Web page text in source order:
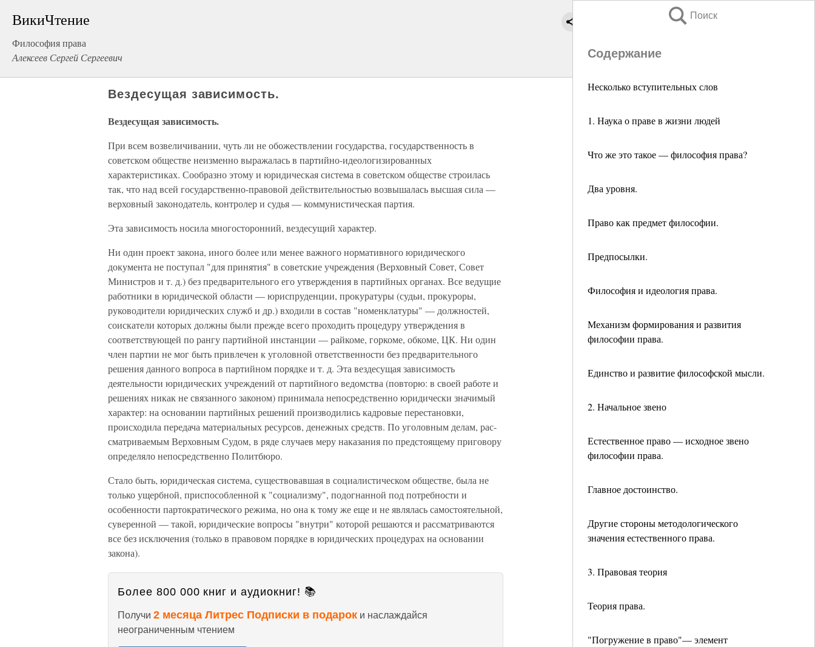
ВикиЧтение
Философия права
Алексеев Сергей Сергеевич
Поиск
Содержание
Несколько вступительных слов
1. Наука о праве в жизни людей
Что же это такое — философия права?
Два уровня.
Право как предмет философии.
Предпосылки.
Философия и идеология права.
Механизм формирования и развития
философии пра­ва.
Единство и развитие философской мысли.
2. Начальное звено
Естественное право — исходное звено
философии права.
Главное достоинство.
Другие стороны методологического
значения естест­венного права.
3. Правовая теория
Теория права.
"Погружение в право"— элемент
Вездесущая зависимость.
Вездесущая зависимость.
При всем возвеличивании, чуть ли не обожествлении государства, государственность в
советском обществе неизменно выражалась в партийно-идеологизированных
характеристиках. Сообразно этому и юридическая система в советском обществе строилась
так, что над всей государственно-правовой действительностью возвышалась высшая сила —
верховный законодатель, кон­тролер и судья — коммунистическая партия.
Эта зависимость носила многосторонний, вездесущий характер.
Ни один проект закона, иного более или менее важного нормативного юридического
документа не поступал "для принятия" в советские учреждения (Верховный Совет, Со­вет
Министров и т. д.) без предварительного его утвержде­ния в партийных органах. Все ведущие
работники в юри­дической области — юриспруденции, прокуратуры (судьи, прокуроры,
руководители юридических служб и др.) вхо­дили в состав "номенклатуры" — должностей,
соискатели которых должны были прежде всего проходить процедуру утверждения в
соответствующей по рангу партийной ин­станции — райкоме, горкоме, обкоме, ЦК. Ни один
член пар­тии не мог быть привлечен к уголовной ответственности без предварительного
решения данного вопроса в партийном порядке и т. д. Эта вездесущая зависимость
деятельности юридических учреждений от партийного ведомства (повто­рю: в своей работе и
решениях никак не связанного законом) принимала непосредственно юридически значимый
характер: на основании партийных решений производились кадровые перестановки,
происходила передача материаль­ных ресурсов, денежных средств. По уголовным делам, рас­
сматриваемым Верховным Судом, в ряде случаев меру наказания по предстоящему приговору
определяло непо­средственно Политбюро.
Стало быть, юридическая система, существовавшая в социалистическом обществе, была не
только ущербной, при­способленной к "социализму", подогнанной под потребности и
особенности партократического режима, но она к тому же еще и не являлась самостоятельной,
суверенной — такой, юридические вопросы "внутри" которой решаются и рас­сматриваются
все без исключения (только в правовом по­рядке в юридических процедурах на основании
закона).
Более 800 000 книг и аудиокниг! 📚
Получи 2 месяца Литрес Подписки в подарок и наслаждайся
неограниченным чтением